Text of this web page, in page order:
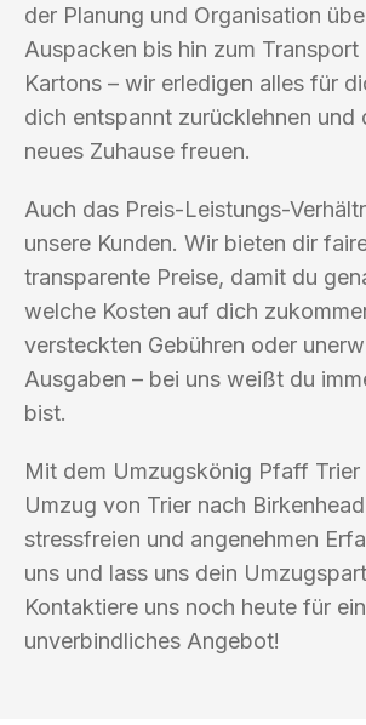
der Planung und Organisation
Auspacken bis hin zum
Kartons – wir erledigen alles für
dich entspannt zurücklehnen und
neues Zuhause freuen.
Auch das Preis-Leistungs-
unsere Kunden. Wir bieten dir
transparente Preise, damit du
welche Kosten auf dich
versteckten Gebühren oder
Ausgaben – bei uns weißt du
bist.
Mit dem Umzugskönig Pfaff Trier
Umzug von Trier nach
stressfreien und angenehmen
uns und lass uns dein
Kontaktiere uns noch heute für ein
unverbindliches Angebot!